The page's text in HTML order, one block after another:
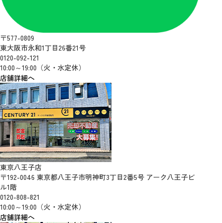
〒577-0809
東大阪市永和1丁目26番21号
0120-092-121
10:00～19:00（火・水定休）
店舗詳細へ
東京八王子店
〒192-0046 東京都八王子市明神町3丁目2番5号 アーク八王子ビ
ル1階
0120-808-821
10:00～19:00（火・水定休）
店舗詳細へ